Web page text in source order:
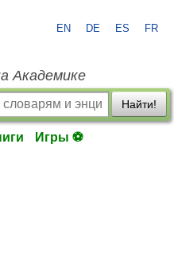
EN DE ES FR
Академике
Найти!
Игры ⚽